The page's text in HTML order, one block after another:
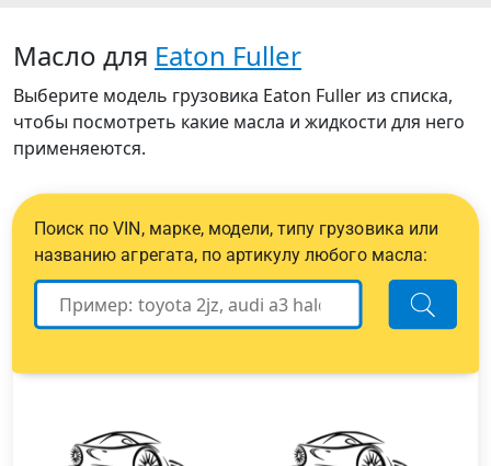
Масло для Eaton Fuller
Выберите модель грузовика Eaton Fuller из списка,
чтобы посмотреть какие масла и жидкости для него
применяеются.
Поиск по VIN, марке, модели, типу грузовика или
названию агрегата, по артикулу любого масла: